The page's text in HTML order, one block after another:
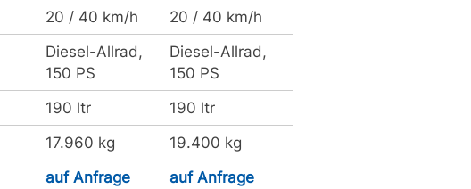
20 / 40 km/h 20 / 40 km/h
Diesel-Allrad,
150 PS
Diesel-Allrad,
150 PS
190 ltr
190 ltr
17.960 kg
19.400 kg
auf Anfrage
auf Anfrage